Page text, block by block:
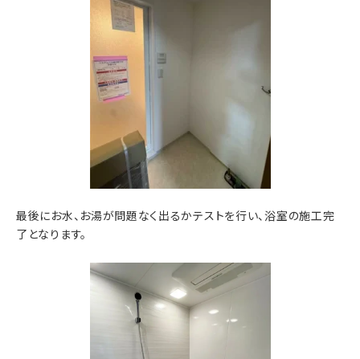
最後にお水、お湯が問題なく出るかテストを行い、浴室の施工完
了となります。